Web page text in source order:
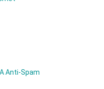
Anti-Spam